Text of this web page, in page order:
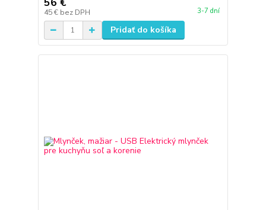
45 € bez DPH 3-7 dní
Pridať do košíka